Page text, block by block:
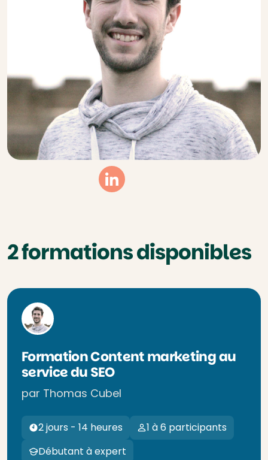
Linkedin
2 formations disponibles
Formation Content marketing au
service du SEO
par Thomas Cubel
2 jours - 14 heures
1 à 6 participants
Débutant à expert